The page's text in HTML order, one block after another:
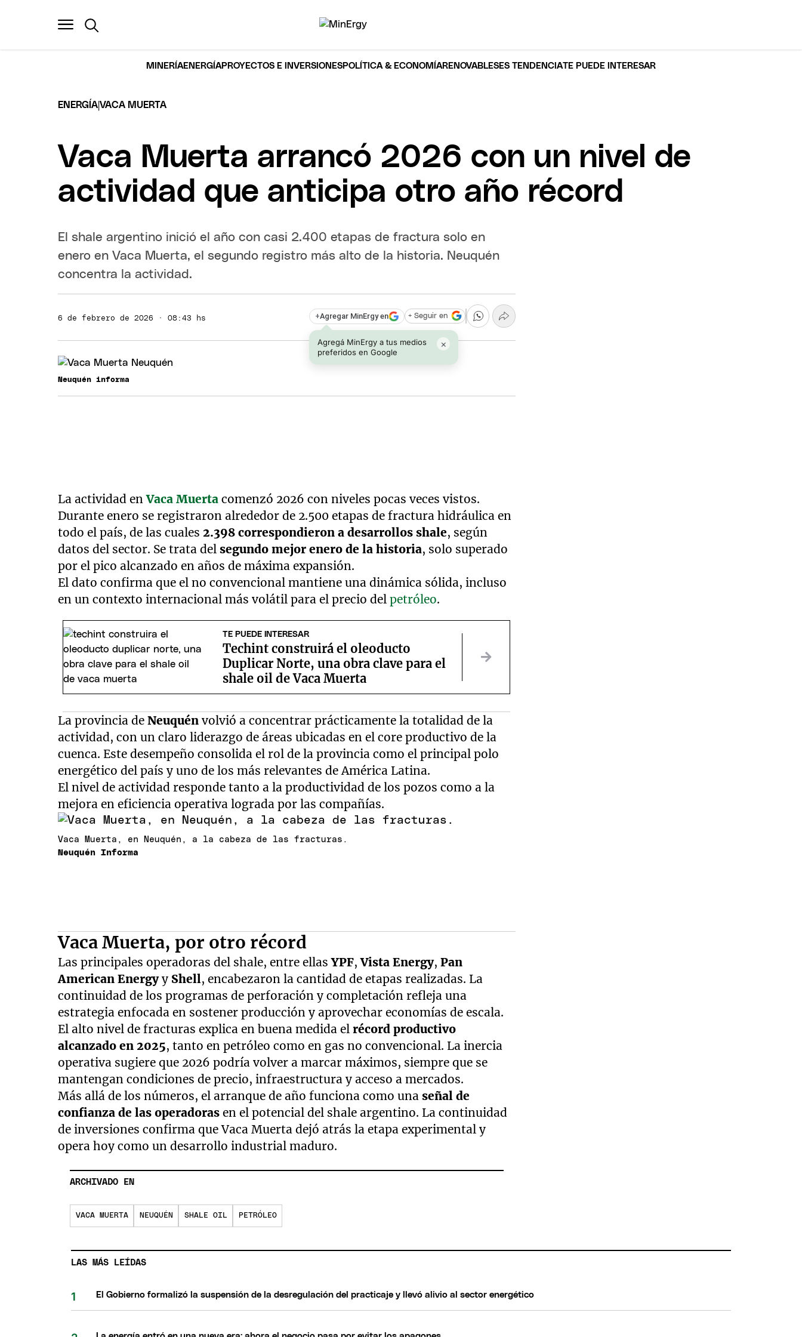
MINERÍAENERGÍAPROYECTOS E INVERSIONESPOLÍTICA & ECONOMÍARENOVABLESES TENDENCIATE PUEDE INTERESAR
ENERGÍA|VACA MUERTA
Vaca Muerta arrancó 2026 con un nivel de
actividad que anticipa otro año récord
El shale argentino inició el año con casi 2.400 etapas de fractura solo en
enero en Vaca Muerta, el segundo registro más alto de la historia. Neuquén
concentra la actividad.
6 de febrero de 2026 · 08:43 hs +Agregar MinErgy en
Agregá MinErgy a tus medios
preferidos en Google
×
+ Seguir en
Neuquén informa
La actividad enVaca Muerta comenzó 2026 con niveles pocas veces vistos.
Durante enero se registraron alrededor de 2.500 etapas de fractura hidráulica en
todo el país, de las cuales2.398 correspondieron a desarrollos shale, según
datos del sector. Se trata delsegundo mejor enero de la historia, solo superado
por el pico alcanzado en años de máxima expansión.
El dato confirma que el no convencional mantiene una dinámica sólida, incluso
en un contexto internacional más volátil para el precio delpetróleo.
TE PUEDE INTERESAR
Techint construirá el oleoducto
Duplicar Norte, una obra clave para el
shale oil de Vaca Muerta
La provincia deNeuquén volvió a concentrar prácticamente la totalidad de la
actividad, con un claro liderazgo de áreas ubicadas en el core productivo de la
cuenca. Este desempeño consolida el rol de la provincia como el principal polo
energético del país y uno de los más relevantes de América Latina.
El nivel de actividad responde tanto a la productividad de los pozos como a la
mejora en eficiencia operativa lograda por las compañías.
Vaca Muerta, en Neuquén, a la cabeza de las fracturas.
Neuquén Informa
Vaca Muerta, por otro récord
Las principales operadoras del shale, entre ellasYPF,Vista Energy,Pan
American Energyy Shell, encabezaron la cantidad de etapas realizadas. La
continuidad de los programas de perforación y completación refleja una
estrategia enfocada en sostener producción y aprovechar economías de escala.
El alto nivel de fracturas explica en buena medida elrécord productivo
alcanzado en 2025, tanto en petróleo como en gas no convencional. La inercia
operativa sugiere que 2026 podría volver a marcar máximos, siempre que se
mantengan condiciones de precio, infraestructura y acceso a mercados.
Más allá de los números, el arranque de año funciona como unaseñal de
confianza de las operadoras en el potencial del shale argentino. La continuidad
de inversiones confirma que Vaca Muerta dejó atrás la etapa experimental y
opera hoy como un desarrollo industrial maduro.
ARCHIVADO EN
VACA MUERTA NEUQUÉN SHALE OIL PETRÓLEO
LAS MÁS LEÍDAS
El Gobierno formalizó la suspensión de la desregulación del practicaje y llevó alivio al sector energético